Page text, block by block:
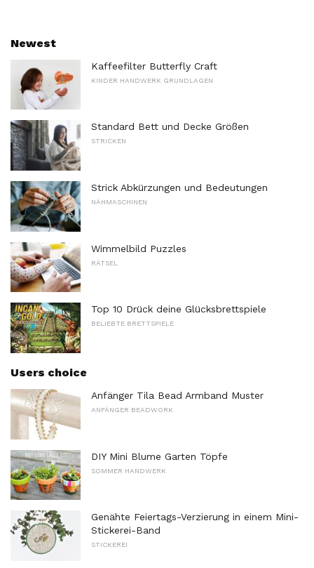
Newest
Kaffeefilter Butterfly Craft
KINDER HANDWERK GRUNDLAGEN
Standard Bett und Decke Größen
STRICKEN
Strick Abkürzungen und Bedeutungen
NÄHMASCHINEN
Wimmelbild Puzzles
RÄTSEL
Top 10 Drück deine Glücksbrettspiele
BELIEBTE BRETTSPIELE
Users choice
Anfänger Tila Bead Armband Muster
ANFÄNGER BEADWORK
DIY Mini Blume Garten Töpfe
SOMMER HANDWERK
Genähte Feiertags-Verzierung in einem Mini-
Stickerei-Band
STICKEREI